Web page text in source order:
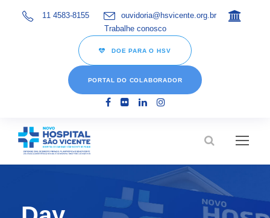
11 4583-8155
ouvidoria@hsvicente.org.br
Trabalhe conosco
DOE PARA O HSV
PORTAL DO COLABORADOR